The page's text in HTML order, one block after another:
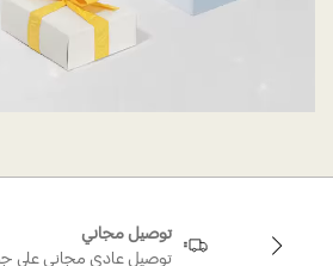
توصيل مجاني
توصيل عادي مجاني على